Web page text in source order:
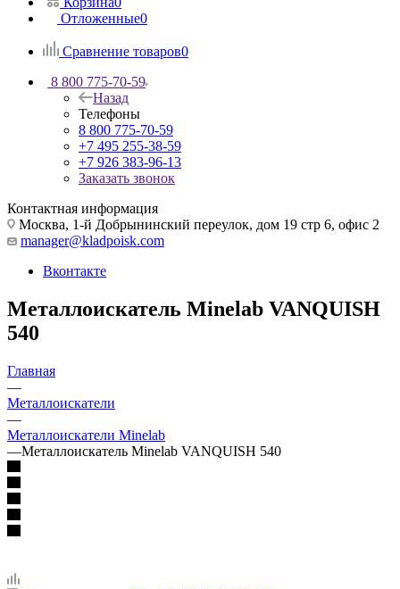
Отложенные0
Сравнение товаров0
8 800 775-70-59
Назад
Телефоны
8 800 775-70-59
+7 495 255-38-59
+7 926 383-96-13
Заказать звонок
Контактная информация
Москва, 1-й Добрынинский переулок, дом 19 стр 6, офис 2
manager@kladpoisk.com
Вконтакте
Металлоискатель Minelab VANQUISH
540
Главная
—
Металлоискатели
—
Металлоискатели Minelab
—Металлоискатель Minelab VANQUISH 540